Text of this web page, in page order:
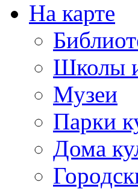
На карте
Школы
Музеи
Парки
Дома